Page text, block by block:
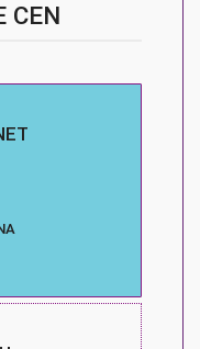
CEN